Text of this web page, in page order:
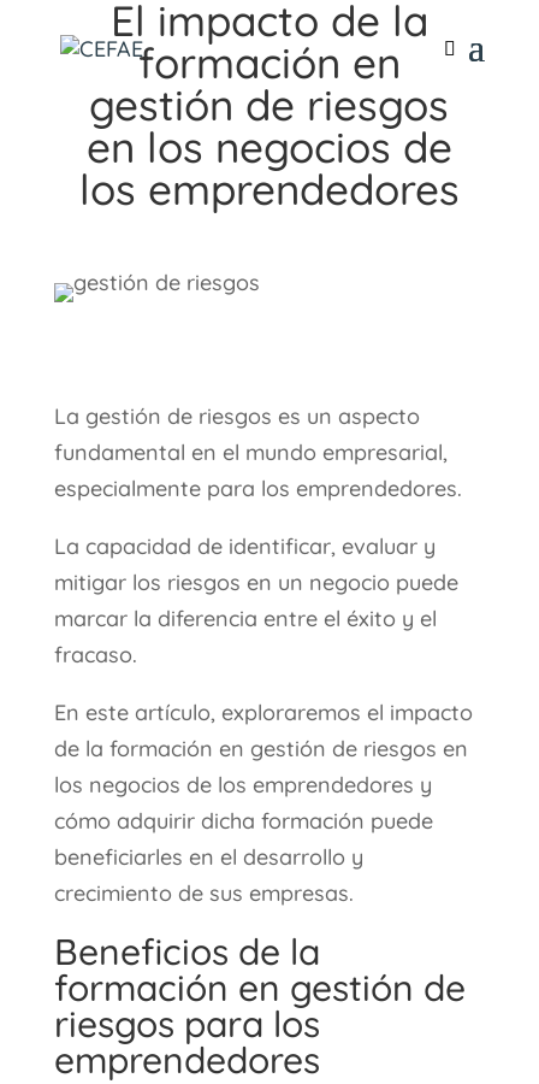
El impacto de la
formación en
gestión de riesgos
en los negocios de
los emprendedores
La gestión de riesgos es un aspecto
fundamental en el mundo empresarial,
especialmente para los emprendedores.
La capacidad de identificar, evaluar y
mitigar los riesgos en un negocio puede
marcar la diferencia entre el éxito y el
fracaso.
En este artículo, exploraremos el impacto
de la formación en gestión de riesgos en
los negocios de los emprendedores y
cómo adquirir dicha formación puede
beneficiarles en el desarrollo y
crecimiento de sus empresas.
Beneficios de la
formación en gestión de
riesgos para los
emprendedores